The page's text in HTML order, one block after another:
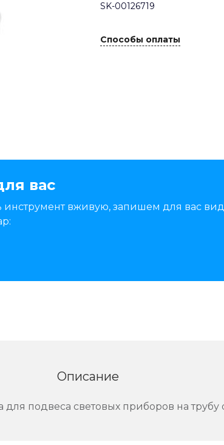
SK-00126719
Способы оплаты
вас
вживую, запишем для вас
Описание
для подвеса световых приборов на трубу